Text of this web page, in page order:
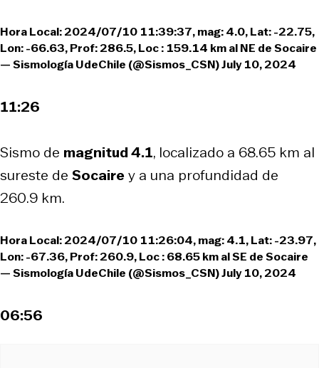
Hora Local: 2024/07/10 11:39:37, mag: 4.0, Lat: -22.75,
Lon: -66.63, Prof: 286.5, Loc : 159.14 km al NE de Socaire
— Sismología UdeChile (@Sismos_CSN)July 10, 2024
11:26
Sismo de magnitud 4.1, localizado a 68.65 km al
sureste de Socairey a una profundidad de
260.9 km.
Hora Local: 2024/07/10 11:26:04, mag: 4.1, Lat: -23.97,
Lon: -67.36, Prof: 260.9, Loc : 68.65 km al SE de Socaire
— Sismología UdeChile (@Sismos_CSN)July 10, 2024
06:56